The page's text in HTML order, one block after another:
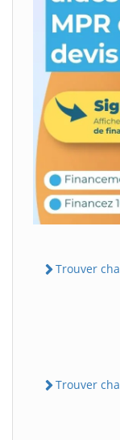
Trouver
Trouver